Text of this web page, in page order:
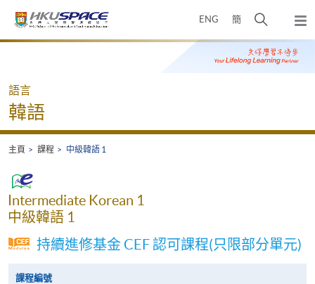
ENG 簡
開
搜
尋
彈
出
主
Main
語言
韓語
主頁 課程 中級韓語 1
Intermediate Korean 1
中級韓語 1
持續進修基金 CEF 認可課程(只限部分單元)
課程編號